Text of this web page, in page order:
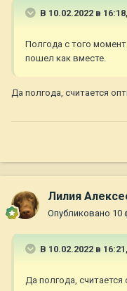
В 10.02.2022 в 16:18,
Полгода с того
пошел как вместе.
Да полгода, считается
Лилия
Опубликовано 10
В 10.02.2022 в 16:21,
Да полгода,